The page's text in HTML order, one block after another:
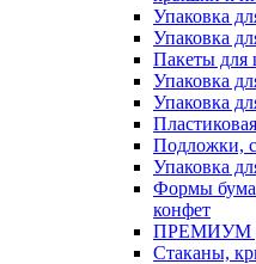
Упаковка
Упаковка
Пакеты для
Упаковка
Упаковка
Подложки,
Упаковка
Формы
конфет
ПРЕМИУМ
Стаканы,